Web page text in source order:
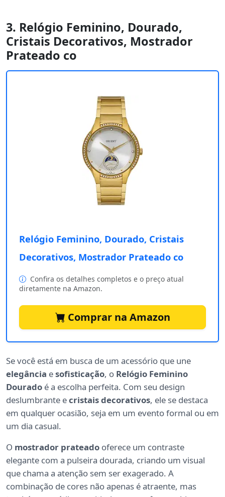
3. Relógio Feminino, Dourado,
Cristais Decorativos, Mostrador
Prateado co
Relógio Feminino, Dourado, Cristais
Decorativos, Mostrador Prateado co
Confira os detalhes completos e o preço atual
diretamente na Amazon.
Comprar na Amazon
Se você está em busca de um acessório que une
elegância esofisticação, o Relógio Feminino
Dourado é a escolha perfeita. Com seu design
deslumbrante ecristais decorativos, ele se destaca
em qualquer ocasião, seja em um evento formal ou em
um dia casual.
O mostrador prateado oferece um contraste
elegante com a pulseira dourada, criando um visual
que chama a atenção sem ser exagerado. A
combinação de cores não apenas é atraente, mas